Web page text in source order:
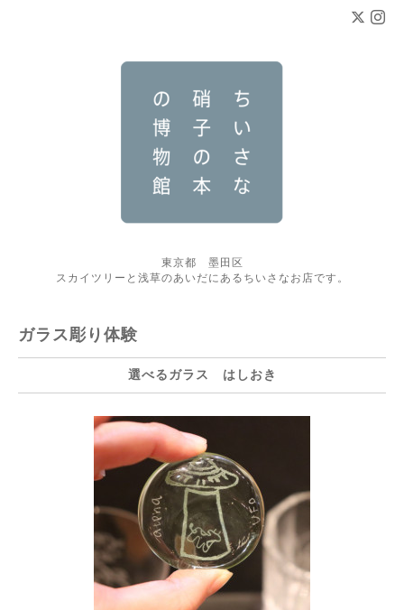
東京都 墨田区
スカイツリーと浅草のあいだにあるちいさなお店です。
ガラス彫り体験
選べるガラス はしおき